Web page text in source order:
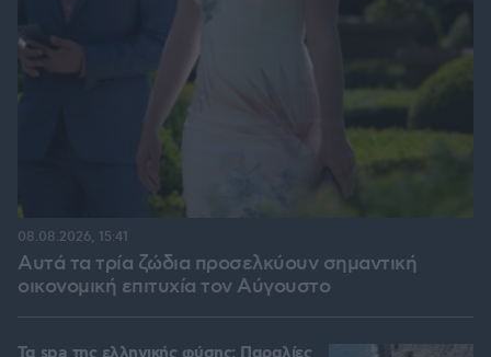
Αυτά τα τρία ζώδια προσελκύουν σημαντική
οικονομική επιτυχία τον Αύγουστο
08.08.2026, 15:41